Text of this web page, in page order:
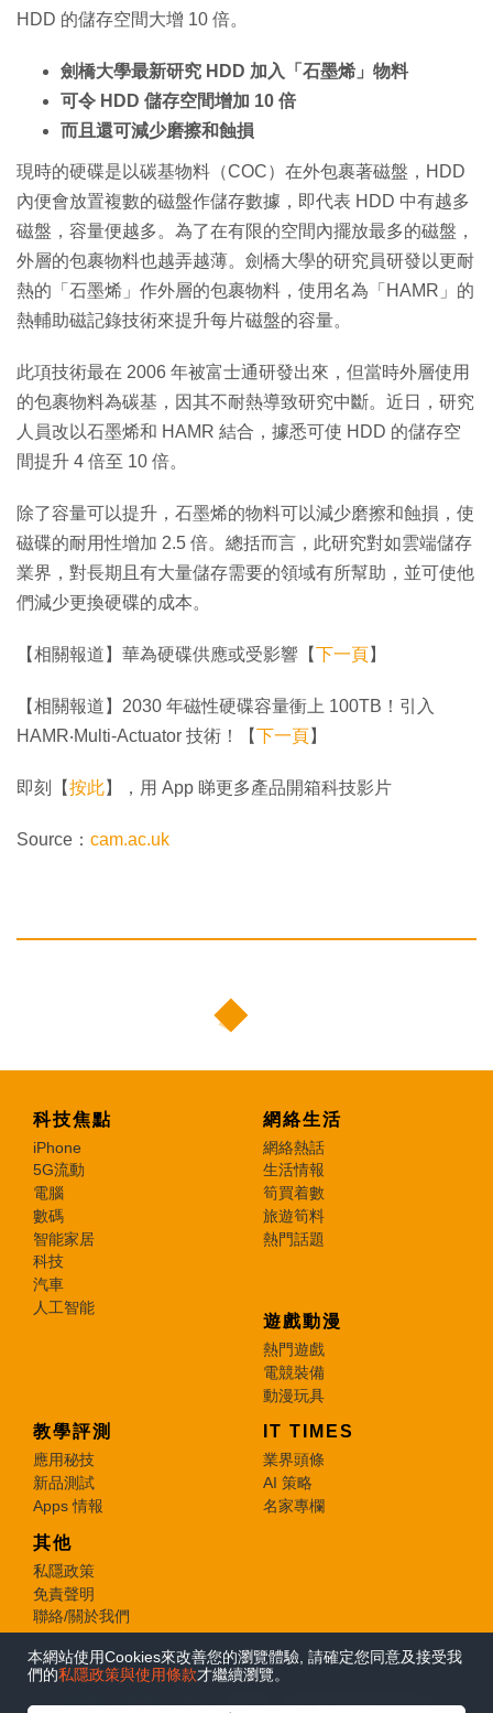
本網站使用Cookies來改善您的瀏覽體驗, 請確定您同意及接受我
們的私隱政策與使用條款才繼續瀏覽。
HDD 的儲存空間大增 10 倍。
劍橋大學最新研究 HDD 加入「石墨烯」物料
可令 HDD 儲存空間增加 10 倍
而且還可減少磨擦和蝕損
現時的硬碟是以碳基物料（COC）在外包裹著磁盤，HDD
內便會放置複數的磁盤作儲存數據，即代表 HDD 中有越多
磁盤，容量便越多。為了在有限的空間內擺放最多的磁盤，
外層的包裹物料也越弄越薄。劍橋大學的研究員研發以更耐
熱的「石墨烯」作外層的包裹物料，使用名為「HAMR」的
熱輔助磁記錄技術來提升每片磁盤的容量。
此項技術最在 2006 年被富士通研發出來，但當時外層使用
的包裹物料為碳基，因其不耐熱導致研究中斷。近日，研究
人員改以石墨烯和 HAMR 結合，據悉可使 HDD 的儲存空
間提升 4 倍至 10 倍。
除了容量可以提升，石墨烯的物料可以減少磨擦和蝕損，使
磁碟的耐用性增加 2.5 倍。總括而言，此研究對如雲端儲存
業界，對長期且有大量儲存需要的領域有所幫助，並可使他
們減少更換硬碟的成本。
【相關報道】華為硬碟供應或受影響【下一頁】
【相關報道】2030 年磁性硬碟容量衝上 100TB！引入
HAMR‧Multi-Actuator 技術！【下一頁】
即刻【按此】，用 App 睇更多產品開箱科技影片
Source： cam.ac.uk
科技焦點
iPhone
5G流動
電腦
數碼
智能家居
科技
汽車
人工智能
網絡生活
網絡熱話
生活情報
筍買着數
旅遊筍料
熱門話題
遊戲動漫
熱門遊戲
電競裝備
動漫玩具
教學評測
應用秘技
新品測試
Apps 情報
IT TIMES
業界頭條
AI 策略
名家專欄
其他
私隱政策
免責聲明
聯絡/關於我們
© 2026 e-zone. All Rights Reserved.